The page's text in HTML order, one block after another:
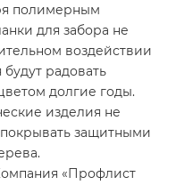
полимерным
для забора не
воздействии
радовать
долгие годы.
изделия не
защитными
«Профлист